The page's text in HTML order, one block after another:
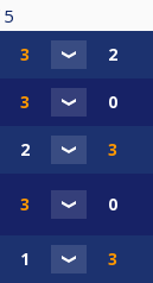
5